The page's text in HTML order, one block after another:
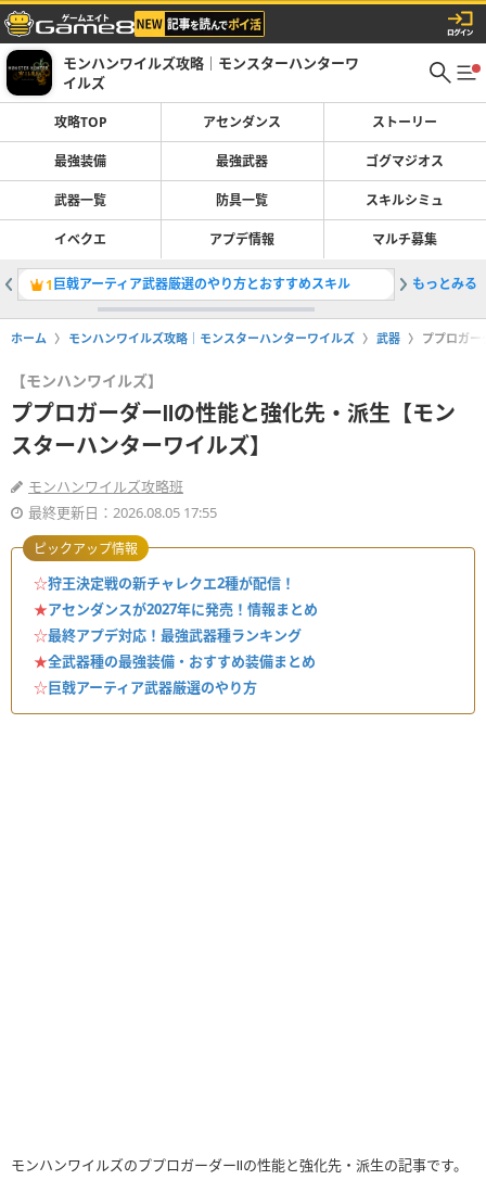
モンハンワイルズ攻略｜モンスターハンターワ
イルズ
攻略TOP アセンダンス ストーリー
最強装備 最強武器 ゴグマジオス
武器一覧 防具一覧 スキルシミュ
イベクエ アプデ情報 マルチ募集
1巨戟アーティア武器厳選のやり方とおすすめスキル 2太刀の
もっとみる
ホーム モンハンワイルズ攻略｜モンスターハンターワイルズ 武器 ププロガ
【モンハンワイルズ】
ププロガーダーⅡの性能と強化先・派生【モン
スターハンターワイルズ】
モンハンワイルズ攻略班
最終更新日：2026.08.05 17:55
☆狩王決定戦の新チャレクエ2種が配信！
★アセンダンスが2027年に発売！情報まとめ
☆最終アプデ対応！最強武器種ランキング
★全武器種の最強装備・おすすめ装備まとめ
☆巨戟アーティア武器厳選のやり方
ピックアップ情報
モンハンワイルズのププロガーダーⅡの性能と強化先・派生の記事です。